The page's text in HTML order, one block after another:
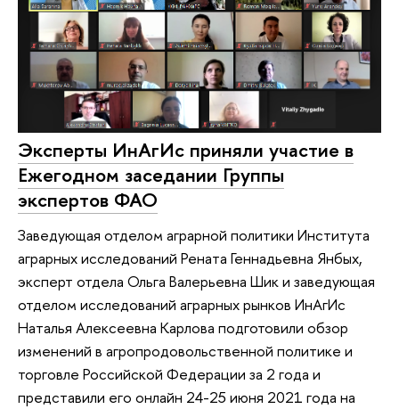
Эксперты ИнАгИс приняли участие в
Ежегодном заседании Группы
экспертов ФАО
Заведующая отделом аграрной политики Института
аграрных исследований Рената Геннадьевна Янбых,
эксперт отдела Ольга Валерьевна Шик и заведующая
отделом исследований аграрных рынков ИнАгИс
Наталья Алексеевна Карлова подготовили обзор
изменений в агропродовольственной политике и
торговле Российской Федерации за 2 года и
представили его онлайн 24-25 июня 2021 года на